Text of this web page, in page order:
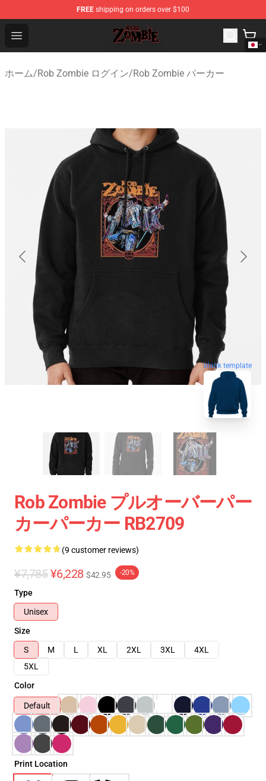
FREE shipping on orders over $100
Open menu
Rob Zombie Shop - Official Rob Zombie Merchandise
ホーム/Rob Zombie ログイン/Rob Zombie パーカー
blank template
Rob Zombie プルオーバーパー
カーパーカー RB2709
(9 customer reviews)
¥7,785 ¥6,228 $42.95 -20%
Type
Unisex
Size
S
M L XL 2XL 3XL
4XL
5XL
Color
Default
Print Location